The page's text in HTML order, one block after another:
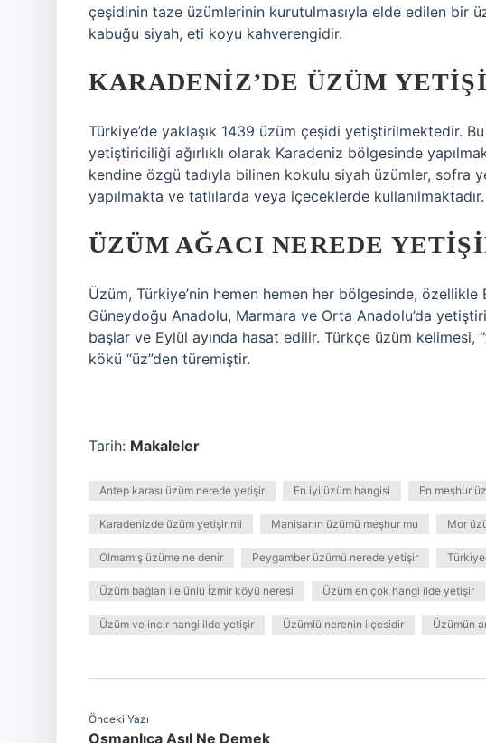
çeşidinin taze üzümlerinin kurutulmasıyla elde edilen bir
kabuğu siyah, eti koyu kahverengidir.
KARADENIZ’DE ÜZÜM
Türkiye’de yaklaşık 1439 üzüm çeşidi yetiştirilmektedir.
yetiştiriciliği ağırlıklı olarak Karadeniz bölgesinde
kendine özgü tadıyla bilinen kokulu siyah üzümler, sofra
yapılmakta ve tatlılarda veya içeceklerde kullanılmaktadır.
ÜZÜM AĞACI NEREDE
Üzüm, Türkiye’nin hemen hemen her bölgesinde, özellikle
Güneydoğu Anadolu, Marmara ve Orta Anadolu’da
başlar ve Eylül ayında hasat edilir. Türkçe üzüm kelimesi,
kökü “üz”den türemiştir.
Tarih: Makaleler
Antep karası üzüm nerede yetişir En iyi üzüm hangisi En meşhur
Karadenizde üzüm yetişir mi Manisanın üzümü meşhur mu Mor
Olmamış üzüme ne denir Peygamber üzümü nerede yetişir
Üzüm bağları ile ünlü İzmir köyü neresi Üzüm en çok hangi ilde yetişir
Üzüm ve incir hangi ilde yetişir Üzümlü nerenin ilçesidir Üzümün
Önceki Yazı
Osmanlıca Asıl Ne Demek